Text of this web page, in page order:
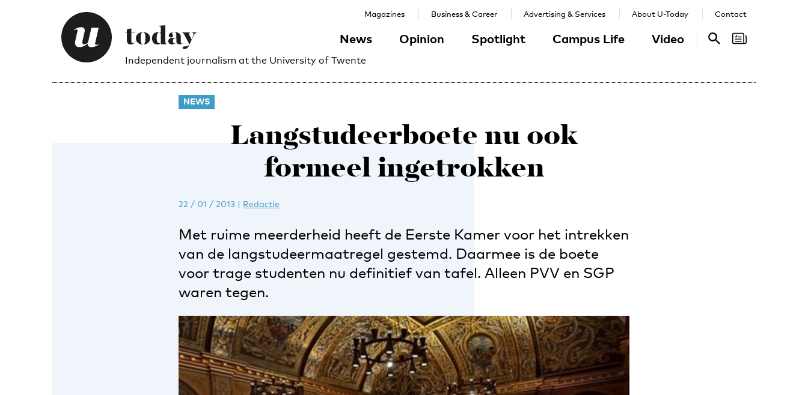
Independent journalism at the University of Twente
News Opinion Spotlight Campus Life Video
Magazines Business & Career Advertising & Services About U-Today Contact
Search
NEWS
Langstudeerboete nu ook
formeel ingetrokken
22 / 01 / 2013 | Redactie
Met ruime meerderheid heeft de Eerste Kamer voor het intrekken
van de langstudeermaatregel gestemd. Daarmee is de boete
voor trage studenten nu definitief van tafel. Alleen PVV en SGP
waren tegen.